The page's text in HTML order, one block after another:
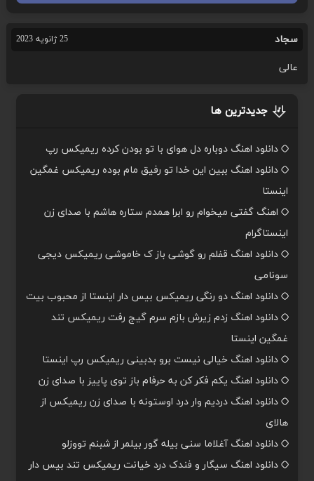
سجاد 25 ژانویه 2023
عالی
جدیدترین ها
دانلود اهنگ دوباره دل هوای با تو بودن کرده ریمیکس رپ
دانلود اهنگ ببین این خدا تو رفیق مام بوده ریمیکس غمگین
اینستا
اهنگ گفتی میخوام رو ابرا همدم ستاره هاشم با صدای زن
اینستاگرام
دانلود اهنگ قفلم رو گوشی باز ک خاموشی ریمیکس دیجی
سونامی
دانلود اهنگ دو رنگی ریمیکس بیس دار اینستا از محبوب بیت
دانلود اهنگ زدم زیرش بازم سرم گیج رفت ریمیکس تند
غمگین اینستا
دانلود اهنگ خیالی نیست برو بدبینی ریمیکس رپ اینستا
دانلود اهنگ یکم فکر کن به حرفام باز توی پاییز با صدای زن
دانلود اهنگ دردیم وار درد اوستونه با صدای زن ریمیکس از
هالای
دانلود اهنگ آغلاما سنی بیله گور بیلمر از شبنم تووزلو
دانلود اهنگ سیگار و فندک درد خیانت ریمیکس تند بیس دار